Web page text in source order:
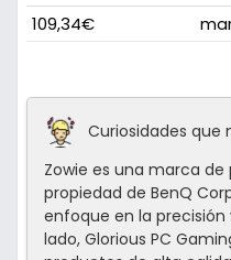
109,34€
Curiosidades que
Zowie es una marca
propiedad de BenQ
enfoque en la
lado, Glorious PC